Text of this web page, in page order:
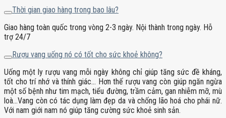
Thời gian giao hàng trong bao lâu?
Giao hàng toàn quốc trong vòng 2-3 ngày. Nội thành trong ngày. Hỗ
trợ 24/7
Rượu vang uống nó có tốt cho sức khoẻ không?
Uống một ly rượu vang mỗi ngày không chỉ giúp tăng sức đề kháng,
tốt cho trí nhớ và thính giác… Hơn thế rượu vang còn giúp ngăn ngừa
một số bệnh như tim mạch, tiểu đường, trầm cảm, gan nhiễm mỡ, mù
loà…Vang còn có tác dụng làm đẹp da và chống lão hoá cho phái nữ.
Với nam giới nam nó giúp tăng cường sức khoẻ sinh sản.